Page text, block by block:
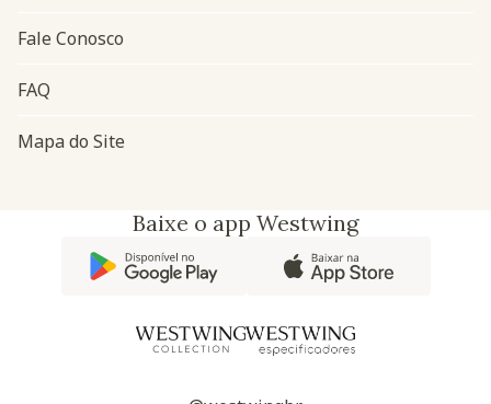
Fale Conosco
FAQ
Mapa do Site
Baixe o app Westwing